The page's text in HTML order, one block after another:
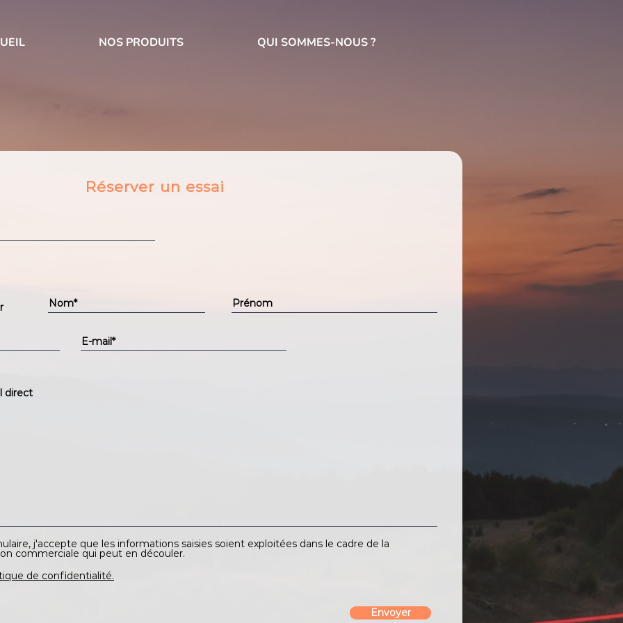
NOS PRODUITS QUI SOMMES-NOUS ?
Réserver un essai
direct
j'accepte que les informations saisies soient exploitées dans le cadre de la
commerciale qui peut en découler.
de confidentialité.
Envoyer